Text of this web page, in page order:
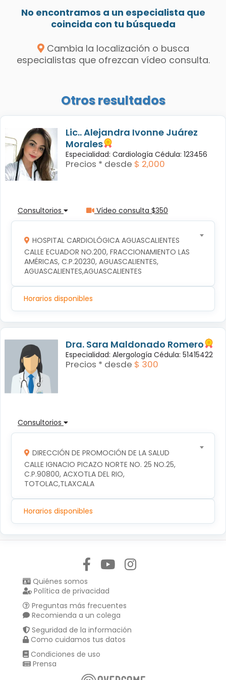
No encontramos a un especialista que
coincida con tu búsqueda
Cambia la localización o busca
especialistas que ofrezcan vídeo consulta.
Otros resultados
Lic.. Alejandra Ivonne Juárez
Morales
Especialidad: Cardiología Cédula: 123456
Precios * desde $ 2,000
Consultorios Vídeo consulta $350
HOSPITAL CARDIOLÓGICA AGUASCALIENTES
CALLE ECUADOR NO.200, FRACCIONAMIENTO LAS
AMÉRICAS, C.P.20230, AGUASCALIENTES,
AGUASCALIENTES,AGUASCALIENTES
Horarios disponibles
Dra. Sara Maldonado Romero
Especialidad: Alergología Cédula: 51415422
Precios * desde $ 300
Consultorios
DIRECCIÓN DE PROMOCIÓN DE LA SALUD
CALLE IGNACIO PICAZO NORTE NO. 25 NO.25,
C.P.90800, ACXOTLA DEL RIO,
TOTOLAC,TLAXCALA
Horarios disponibles
Quiénes somos
Política de privacidad
Preguntas más frecuentes
Recomienda a un colega
Seguridad de la información
Como cuidamos tus datos
Condiciones de uso
Prensa